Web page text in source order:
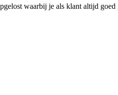
waarbij je als klant altijd